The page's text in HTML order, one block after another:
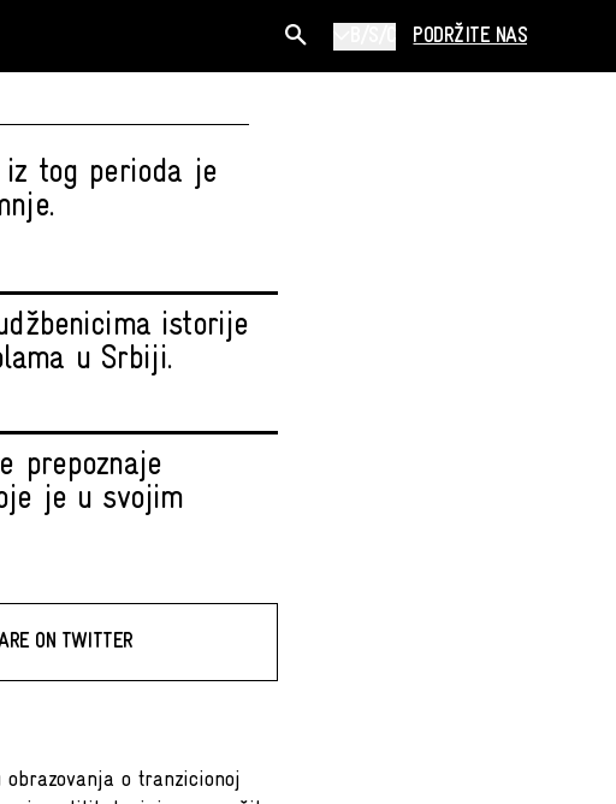
PODRŽITE NAS
tog perioda je
istorije
u Srbiji.
prepoznaje
je u svojim
ON TWITTER
o tranzicionoj